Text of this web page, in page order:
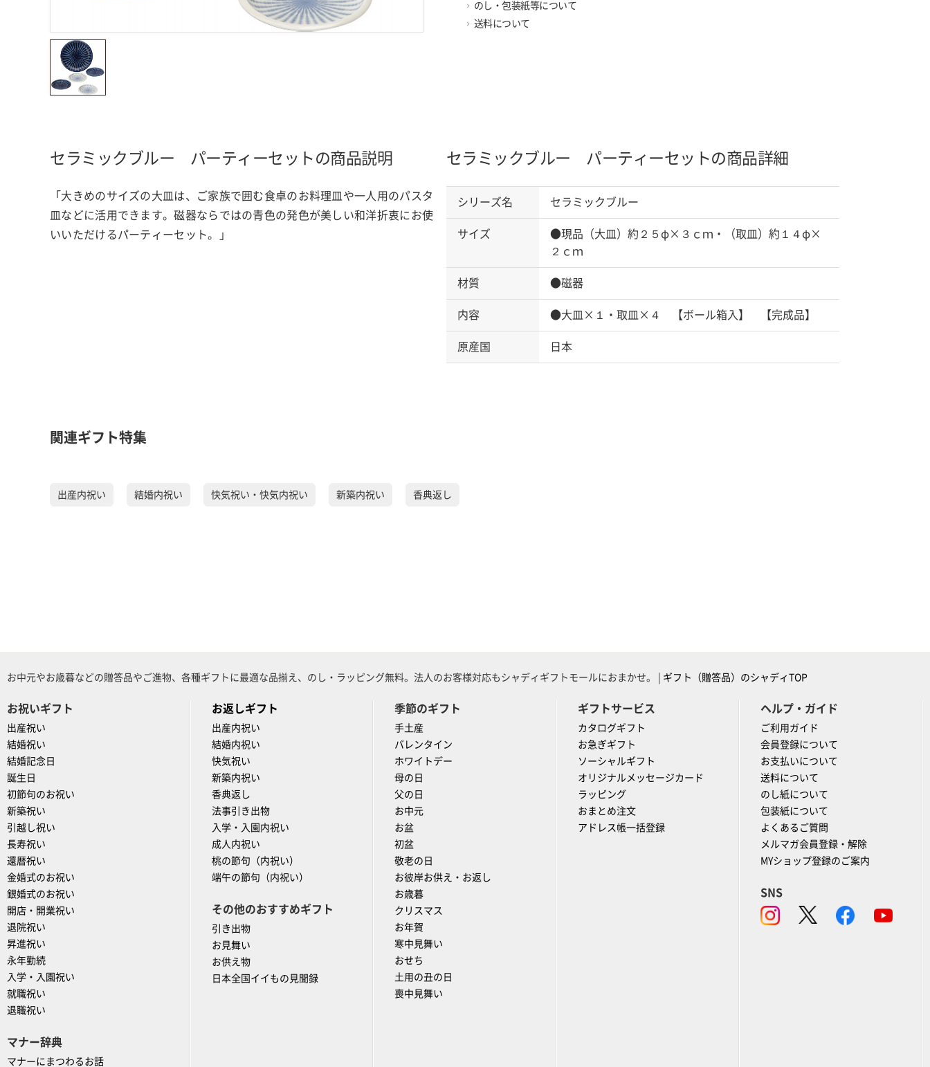
のし・包装紙等について
送料について
セラミックブルー パーティーセットの商品説明
「大きめのサイズの大皿は、ご家族で囲む食卓のお料理皿や一人用のパスタ
皿などに活用できます。磁器ならではの青色の発色が美しい和洋折衷にお使
いいただけるパーティーセット。」
セラミックブルー パーティーセットの商品詳細
シリーズ名 セラミックブルー
サイズ
●現品（大皿）約２５φ×３ｃｍ・（取皿）約１４φ×
２ｃｍ
材質 ●磁器
内容 ●大皿×１・取皿×４ 【ボール箱入】 【完成品】
原産国 日本
関連ギフト特集
出産内祝い 結婚内祝い 快気祝い・快気内祝い 新築内祝い 香典返し
お中元やお歳暮などの贈答品やご進物、各種ギフトに最適な品揃え、のし・ラッピング無料。法人のお客様対応もシャディギフトモールにおまかせ。 | ギフト（贈答品）のシャディTOP
お祝いギフト
出産祝い
結婚祝い
結婚記念日
誕生日
初節句のお祝い
新築祝い
引越し祝い
長寿祝い
還暦祝い
金婚式のお祝い
銀婚式のお祝い
開店・開業祝い
退院祝い
昇進祝い
永年勤続
入学・入園祝い
就職祝い
退職祝い
マナー辞典
マナーにまつわるお話
お返しギフト
出産内祝い
結婚内祝い
快気祝い
新築内祝い
香典返し
法事引き出物
入学・入園内祝い
成人内祝い
桃の節句（内祝い）
端午の節句（内祝い）
その他のおすすめギフト
引き出物
お見舞い
お供え物
日本全国イイもの見聞録
季節のギフト
手土産
バレンタイン
ホワイトデー
母の日
父の日
お中元
お盆
初盆
敬老の日
お彼岸お供え・お返し
お歳暮
クリスマス
お年賀
寒中見舞い
おせち
土用の丑の日
喪中見舞い
ギフトサービス
カタログギフト
お急ぎギフト
ソーシャルギフト
オリジナルメッセージカード
ラッピング
おまとめ注文
アドレス帳一括登録
ヘルプ・ガイド
ご利用ガイド
会員登録について
お支払いについて
送料について
のし紙について
包装紙について
よくあるご質問
メルマガ会員登録・解除
MYショップ登録のご案内
SNS